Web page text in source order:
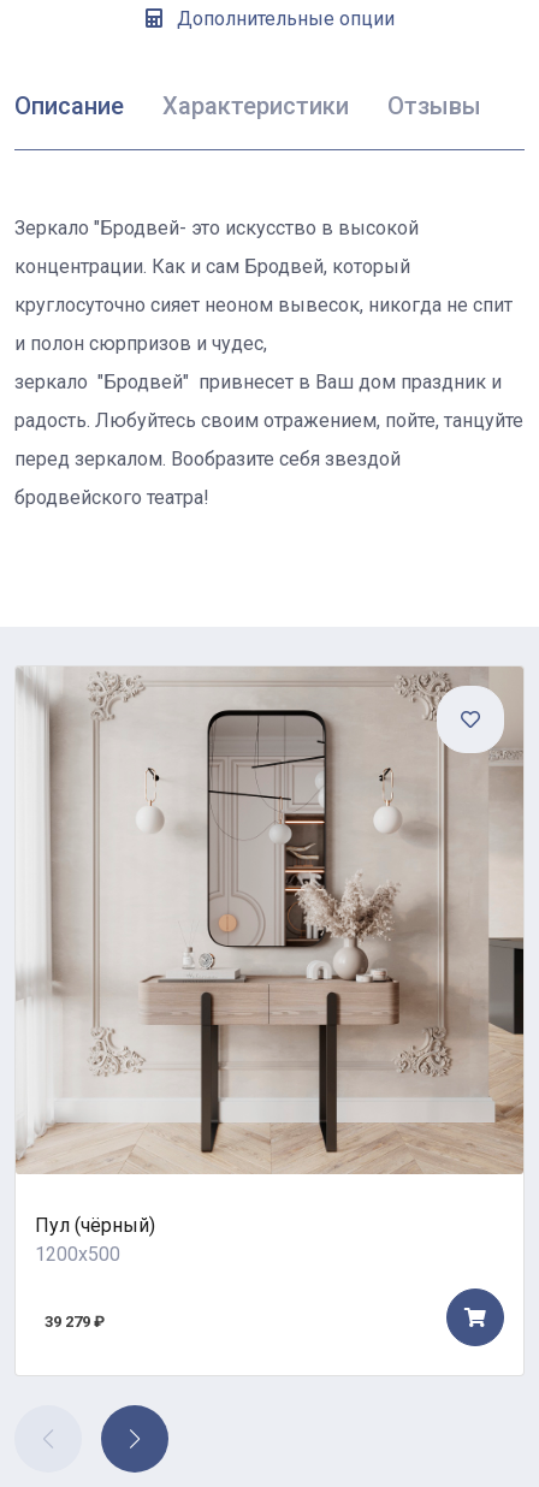
Дополнительные опции
Описание Характеристики Отзывы
Зеркало "Бродвей- это искусство в высокой
концентрации. Как и сам Бродвей, который
круглосуточно сияет неоном вывесок, никогда не спит
и полон сюрпризов и чудес,
зеркало "Бродвей" привнесет в Ваш дом праздник и
радость. Любуйтесь своим отражением, пойте, танцуйте
перед зеркалом. Вообразите себя звездой
бродвейского театра!
Пул (чёрный)
1200x500
39 279 ₽